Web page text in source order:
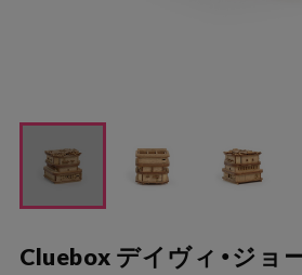
Cluebox デイヴィ・ジョ